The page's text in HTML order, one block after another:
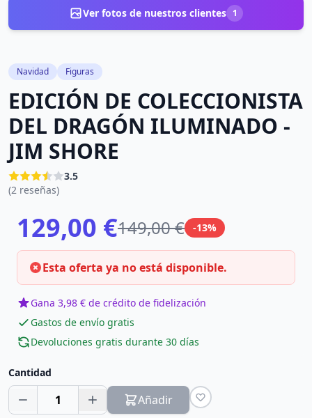
Ver fotos de nuestros clientes 1
Navidad Figuras
EDICIÓN DE COLECCIONISTA
DEL DRAGÓN ILUMINADO -
JIM SHORE
3.5
(2 reseñas)
129,00 €149,00 € -13%
Esta oferta ya no está disponible.
Gana 3,98 € de crédito de fidelización
Gastos de envío gratis
Devoluciones gratis durante 30 días
Cantidad
1 Añadir